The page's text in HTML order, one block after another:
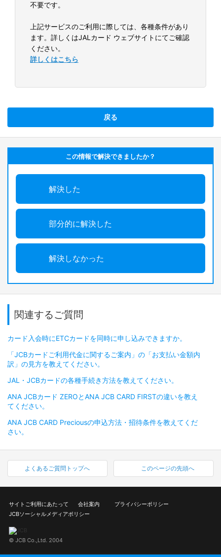
不要です。
上記サービスのご利用に際しては、各種条件があり
ます。詳しくはJALカード ウェブサイトにてご確認
ください。
詳しくはこちら
戻る
この情報で解決できましたか？
解決した
部分的に解決した
解決しなかった
関連するご質問
カード入会時にETCカードを同時に申し込みできますか。
「JCBカードご利用代金に関するご案内」の「お支払い金額内
訳」の見方を教えてください。
JAL・JCBカードの各種手続き方法を教えてください。
ANA JCBカード ZEROとANA JCB CARD FIRSTの違いを教え
てください。
ANA JCB CARD Preciousの申込方法・招待条件を教えてくだ
さい。
よくあるご質問トップへ このページの先頭へ
サイトご利用にあたって 会社案内
プライバシーポリシー
JCBソーシャルメディアポリシー
© JCB Co.,Ltd. 2004